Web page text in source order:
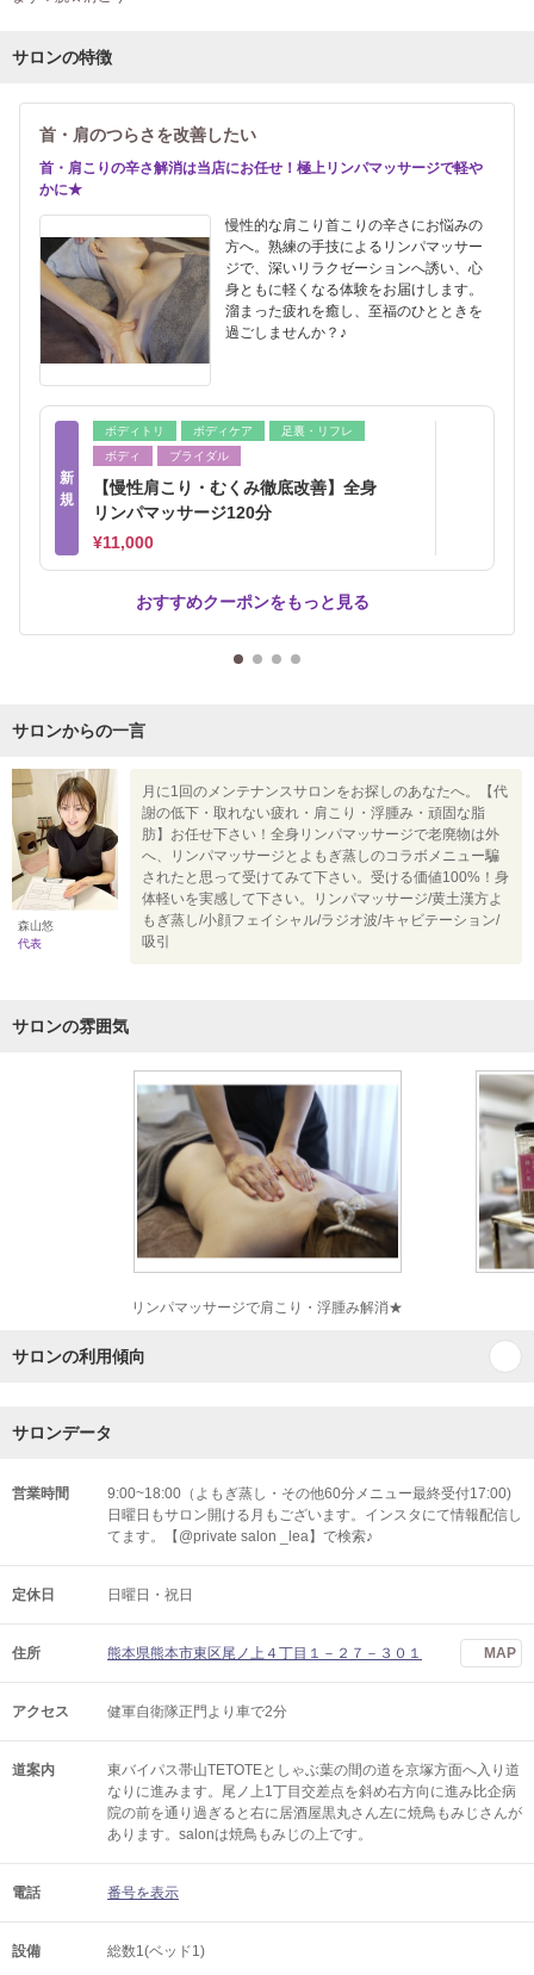
サロンの特徴
首・肩のつらさを改善したい
首・肩こりの辛さ解消は当店にお任せ！極上リンパマッサージで軽や
かに★
慢性的な肩こり首こりの辛さにお悩みの
方へ。熟練の手技によるリンパマッサー
ジで、深いリラクゼーションへ誘い、心
身ともに軽くなる体験をお届けします。
溜まった疲れを癒し、至福のひとときを
過ごしませんか？♪
新
規
ボディトリ ボディケア
足裏・リフレ
ボディ
ブライダル
【慢性肩こり・むくみ徹底改善】全身
リンパマッサージ120分
¥11,000
おすすめクーポンをもっと見る
サロンからの一言
森山悠
代表
月に1回のメンテナンスサロンをお探しのあなたへ。【代
謝の低下・取れない疲れ・肩こり・浮腫み・頑固な脂
肪】お任せ下さい！全身リンパマッサージで老廃物は外
へ、リンパマッサージとよもぎ蒸しのコラボメニュー騙
されたと思って受けてみて下さい。受ける価値100%！身
体軽いを実感して下さい。リンパマッサージ/黄土漢方よ
もぎ蒸し/小顔フェイシャル/ラジオ波/キャビテーション/
吸引
サロンの雰囲気
リンパマッサージで肩こり・浮腫み解消★
サロンの利用傾向
サロンデータ
営業時間
9:00~18:00（よもぎ蒸し・その他60分メニュー最終受付17:00)
日曜日もサロン開ける月もございます。インスタにて情報配信し
てます。【@private salon _lea】で検索♪
定休日 日曜日・祝日
住所 熊本県熊本市東区尾ノ上４丁目１－２７－３０１ MAP
アクセス 健軍自衛隊正門より車で2分
道案内
東バイパス帯山TETOTEとしゃぶ葉の間の道を京塚方面へ入り道
なりに進みます。尾ノ上1丁目交差点を斜め右方向に進み比企病
院の前を通り過ぎると右に居酒屋黒丸さん左に焼鳥もみじさんが
あります。salonは焼鳥もみじの上です。
電話 番号を表示
設備 総数1(ベッド1)